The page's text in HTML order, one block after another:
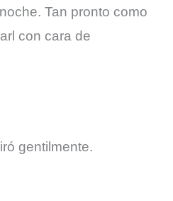
Tan pronto como
con cara de
gentilmente.